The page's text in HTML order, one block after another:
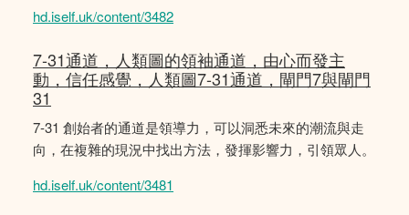
hd.iself.uk/content/3482
7-31通道，人類圖的領袖通道，由心而發主
動，信任感覺，人類圖7-31通道，閘門7與閘門
31
7-31 創始者的通道是領導力，可以洞悉未來的潮流與走
向，在複雜的現況中找出方法，發揮影響力，引領眾人。
hd.iself.uk/content/3481